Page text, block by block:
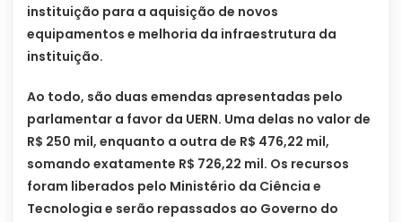
instituição para a aquisição de novos
equipamentos e melhoria da infraestrutura da
instituição.
Ao todo, são duas emendas apresentadas pelo
parlamentar a favor da UERN. Uma delas no valor de
R$ 250 mil, enquanto a outra de R$ 476,22 mil,
somando exatamente R$ 726,22 mil. Os recursos
foram liberados pelo Ministério da Ciência e
Tecnologia e serão repassados ao Governo do